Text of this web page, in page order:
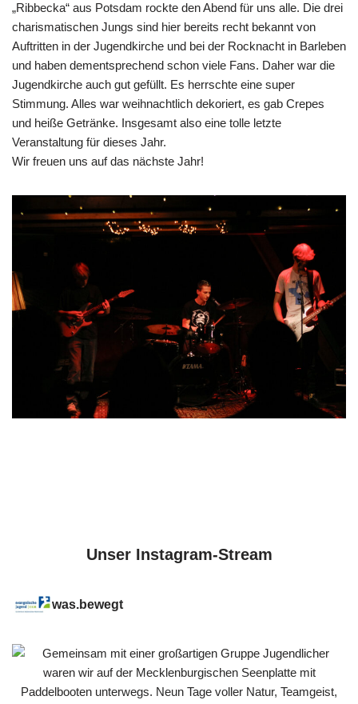
„Ribbecka“ aus Potsdam rockte den Abend für uns alle. Die drei
charismatischen Jungs sind hier bereits recht bekannt von
Auftritten in der Jugendkirche und bei der Rocknacht in Barleben
und haben dementsprechend schon viele Fans. Daher war die
Jugendkirche auch gut gefüllt. Es herrschte eine super
Stimmung. Alles war weihnachtlich dekoriert, es gab Crepes
und heiße Getränke. Insgesamt also eine tolle letzte
Veranstaltung für dieses Jahr.
Wir freuen uns auf das nächste Jahr!
Unser Instagram-Stream
was.bewegt